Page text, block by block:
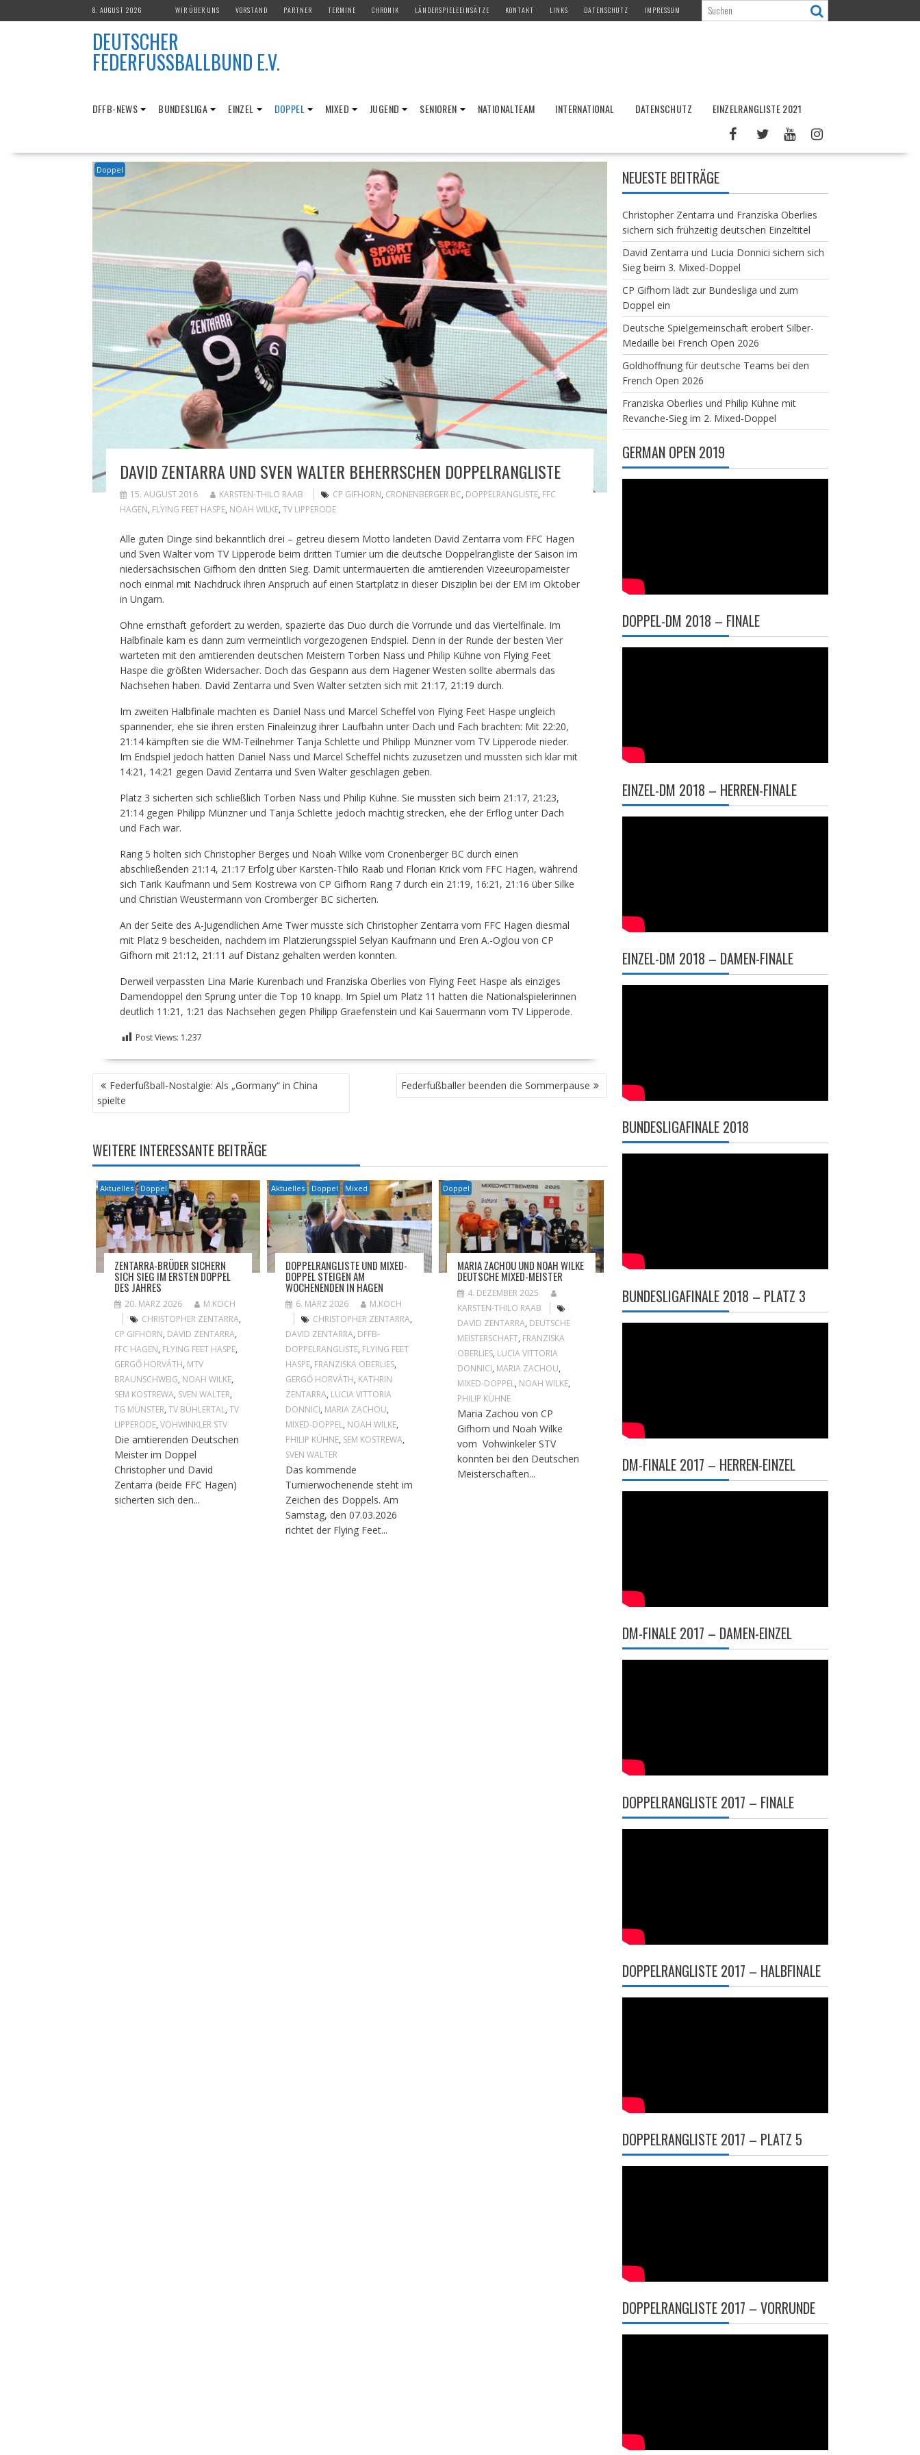
to
8. AUGUST 2026 WIR ÜBER UNS VORSTAND PARTNER TERMINE CHRONIK LÄNDERSPIELEEINSÄTZE KONTAKT LINKS DATENSCHUTZ IMPRESSUM
DEUTSCHER
FEDERFUSSBALLBUND E.V.
DFFB-NEWS BUNDESLIGA EINZEL DOPPEL MIXED JUGEND SENIOREN NATIONALTEAM INTERNATIONAL DATENSCHUTZ EINZELRANGLISTE 2021
Doppel
DAVID ZENTARRA UND SVEN WALTER BEHERRSCHEN DOPPELRANGLISTE
15. AUGUST 2016 KARSTEN-THILO RAAB CP GIFHORN, CRONENBERGER BC, DOPPELRANGLISTE, FFC
HAGEN, FLYING FEET HASPE, NOAH WILKE, TV LIPPERODE
Alle guten Dinge sind bekanntlich drei – getreu diesem Motto landeten David Zentarra vom FFC Hagen
und Sven Walter vom TV Lipperode beim dritten Turnier um die deutsche Doppelrangliste der Saison im
niedersächsischen Gifhorn den dritten Sieg. Damit untermauerten die amtierenden Vizeeuropameister
noch einmal mit Nachdruck ihren Anspruch auf einen Startplatz in dieser Disziplin bei der EM im Oktober
in Ungarn.
Ohne ernsthaft gefordert zu werden, spazierte das Duo durch die Vorrunde und das Viertelfinale. Im
Halbfinale kam es dann zum vermeintlich vorgezogenen Endspiel. Denn in der Runde der besten Vier
warteten mit den amtierenden deutschen Meistern Torben Nass und Philip Kühne von Flying Feet
Haspe die größten Widersacher. Doch das Gespann aus dem Hagener Westen sollte abermals das
Nachsehen haben. David Zentarra und Sven Walter setzten sich mit 21:17, 21:19 durch.
Im zweiten Halbfinale machten es Daniel Nass und Marcel Scheffel von Flying Feet Haspe ungleich
spannender, ehe sie ihren ersten Finaleinzug ihrer Laufbahn unter Dach und Fach brachten: Mit 22:20,
21:14 kämpften sie die WM-Teilnehmer Tanja Schlette und Philipp Münzner vom TV Lipperode nieder.
Im Endspiel jedoch hatten Daniel Nass und Marcel Scheffel nichts zuzusetzen und mussten sich klar mit
14:21, 14:21 gegen David Zentarra und Sven Walter geschlagen geben.
Platz 3 sicherten sich schließlich Torben Nass und Philip Kühne. Sie mussten sich beim 21:17, 21:23,
21:14 gegen Philipp Münzner und Tanja Schlette jedoch mächtig strecken, ehe der Erflog unter Dach
und Fach war.
Rang 5 holten sich Christopher Berges und Noah Wilke vom Cronenberger BC durch einen
abschließenden 21:14, 21:17 Erfolg über Karsten-Thilo Raab und Florian Krick vom FFC Hagen, während
sich Tarik Kaufmann und Sem Kostrewa von CP Gifhorn Rang 7 durch ein 21:19, 16:21, 21:16 über Silke
und Christian Weustermann von Cromberger BC sicherten.
An der Seite des A-Jugendlichen Arne Twer musste sich Christopher Zentarra vom FFC Hagen diesmal
mit Platz 9 bescheiden, nachdem im Platzierungsspiel Selyan Kaufmann und Eren A.-Oglou von CP
Gifhorn mit 21:12, 21:11 auf Distanz gehalten werden konnten.
Derweil verpassten Lina Marie Kurenbach und Franziska Oberlies von Flying Feet Haspe als einziges
Damendoppel den Sprung unter die Top 10 knapp. Im Spiel um Platz 11 hatten die Nationalspielerinnen
deutlich 11:21, 1:21 das Nachsehen gegen Philipp Graefenstein und Kai Sauermann vom TV Lipperode.
Post Views: 1.237
BEITRAGSNAVIGATION
Federfußball-Nostalgie: Als „Gormany“ in China
spielte
Federfußballer beenden die Sommerpause
WEITERE INTERESSANTE BEITRÄGE
Aktuelles Doppel
ZENTARRA-BRÜDER SICHERN
SICH SIEG IM ERSTEN DOPPEL
DES JAHRES
20. MÄRZ 2026
M.KOCH
CHRISTOPHER ZENTARRA,
CP GIFHORN, DAVID ZENTARRA,
FFC HAGEN, FLYING FEET HASPE,
GERGŐ HORVÁTH, MTV
BRAUNSCHWEIG, NOAH WILKE,
SEM KOSTREWA, SVEN WALTER,
TG MÜNSTER, TV BÜHLERTAL, TV
LIPPERODE, VOHWINKLER STV
Die amtierenden Deutschen
Meister im Doppel
Christopher und David
Zentarra (beide FFC Hagen)
sicherten sich den...
Aktuelles Doppel Mixed
DOPPELRANGLISTE UND MIXED-
DOPPEL STEIGEN AM
WOCHENENDEN IN HAGEN
6. MÄRZ 2026
M.KOCH
CHRISTOPHER ZENTARRA,
DAVID ZENTARRA, DFFB-
DOPPELRANGLISTE, FLYING FEET
HASPE, FRANZISKA OBERLIES,
GERGŐ HORVÁTH, KATHRIN
ZENTARRA, LUCIA VITTORIA
DONNICI, MARIA ZACHOU,
MIXED-DOPPEL, NOAH WILKE,
PHILIP KÜHNE, SEM KOSTREWA,
SVEN WALTER
Das kommende
Turnierwochenende steht im
Zeichen des Doppels. Am
Samstag, den 07.03.2026
richtet der Flying Feet...
Doppel
MARIA ZACHOU UND NOAH WILKE
DEUTSCHE MIXED-MEISTER
4. DEZEMBER 2025
KARSTEN-THILO RAAB
DAVID ZENTARRA, DEUTSCHE
MEISTERSCHAFT, FRANZISKA
OBERLIES, LUCIA VITTORIA
DONNICI, MARIA ZACHOU,
MIXED-DOPPEL, NOAH WILKE,
PHILIP KÜHNE
Maria Zachou von CP
Gifhorn und Noah Wilke
vom Vohwinkeler STV
konnten bei den Deutschen
Meisterschaften...
NEUESTE BEITRÄGE
Christopher Zentarra und Franziska Oberlies
sichern sich frühzeitig deutschen Einzeltitel
David Zentarra und Lucia Donnici sichern sich
Sieg beim 3. Mixed-Doppel
CP Gifhorn lädt zur Bundesliga und zum
Doppel ein
Deutsche Spielgemeinschaft erobert Silber-
Medaille bei French Open 2026
Goldhoffnung für deutsche Teams bei den
French Open 2026
Franziska Oberlies und Philip Kühne mit
Revanche-Sieg im 2. Mixed-Doppel
GERMAN OPEN 2019
DOPPEL-DM 2018 – FINALE
EINZEL-DM 2018 – HERREN-FINALE
EINZEL-DM 2018 – DAMEN-FINALE
BUNDESLIGAFINALE 2018
BUNDESLIGAFINALE 2018 – PLATZ 3
DM-FINALE 2017 – HERREN-EINZEL
DM-FINALE 2017 – DAMEN-EINZEL
DOPPELRANGLISTE 2017 – FINALE
DOPPELRANGLISTE 2017 – HALBFINALE
DOPPELRANGLISTE 2017 – PLATZ 5
DOPPELRANGLISTE 2017 – VORRUNDE